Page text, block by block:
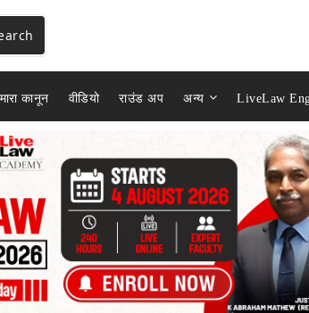
कानून वीडियो राउंड अप अन्य LiveLaw